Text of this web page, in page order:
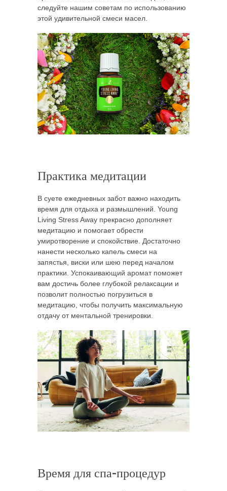
следуйте нашим советам по использованию
этой удивительной смеси масел.
Практика медитации
В суете ежедневных забот важно находить
время для отдыха и размышлений. Young
Living Stress Away прекрасно дополняет
медитацию и помогает обрести
умиротворение и спокойствие. Достаточно
нанести несколько капель смеси на
запястья, виски или шею перед началом
практики. Успокаивающий аромат поможет
вам достичь более глубокой релаксации и
позволит полностью погрузиться в
медитацию, чтобы получить максимальную
отдачу от ментальной тренировки.
Время для спа-процедур